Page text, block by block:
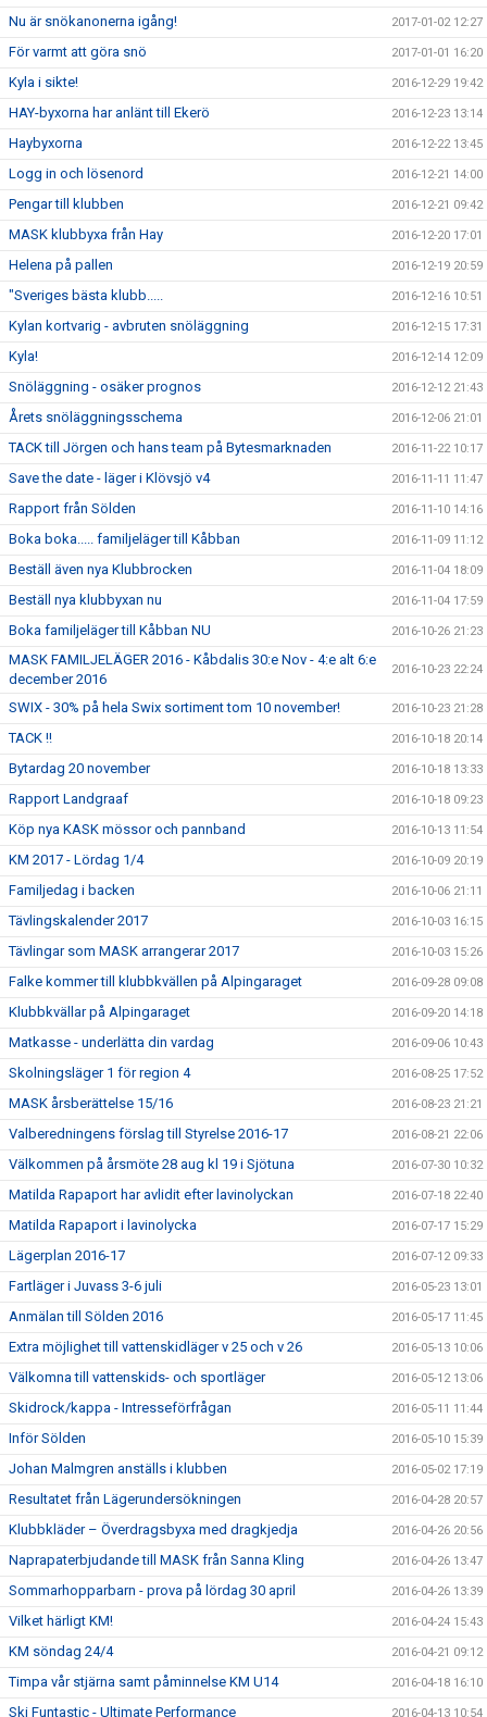
Nu är snökanonerna igång! 2017-01-02 12:27
För varmt att göra snö 2017-01-01 16:20
Kyla i sikte! 2016-12-29 19:42
HAY-byxorna har anlänt till Ekerö 2016-12-23 13:14
Haybyxorna 2016-12-22 13:45
Logg in och lösenord 2016-12-21 14:00
Pengar till klubben 2016-12-21 09:42
MASK klubbyxa från Hay 2016-12-20 17:01
Helena på pallen 2016-12-19 20:59
"Sveriges bästa klubb..... 2016-12-16 10:51
Kylan kortvarig - avbruten snöläggning 2016-12-15 17:31
Kyla! 2016-12-14 12:09
Snöläggning - osäker prognos 2016-12-12 21:43
Årets snöläggningsschema 2016-12-06 21:01
TACK till Jörgen och hans team på Bytesmarknaden 2016-11-22 10:17
Save the date - läger i Klövsjö v4 2016-11-11 11:47
Rapport från Sölden 2016-11-10 14:16
Boka boka..... familjeläger till Kåbban 2016-11-09 11:12
Beställ även nya Klubbrocken 2016-11-04 18:09
Beställ nya klubbyxan nu 2016-11-04 17:59
Boka familjeläger till Kåbban NU 2016-10-26 21:23
MASK FAMILJELÄGER 2016 - Kåbdalis 30:e Nov - 4:e alt 6:e
december 2016
2016-10-23 22:24
SWIX - 30% på hela Swix sortiment tom 10 november! 2016-10-23 21:28
TACK !! 2016-10-18 20:14
Bytardag 20 november 2016-10-18 13:33
Rapport Landgraaf 2016-10-18 09:23
Köp nya KASK mössor och pannband 2016-10-13 11:54
KM 2017 - Lördag 1/4 2016-10-09 20:19
Familjedag i backen 2016-10-06 21:11
Tävlingskalender 2017 2016-10-03 16:15
Tävlingar som MASK arrangerar 2017 2016-10-03 15:26
Falke kommer till klubbkvällen på Alpingaraget 2016-09-28 09:08
Klubbkvällar på Alpingaraget 2016-09-20 14:18
Matkasse - underlätta din vardag 2016-09-06 10:43
Skolningsläger 1 för region 4 2016-08-25 17:52
MASK årsberättelse 15/16 2016-08-23 21:21
Valberedningens förslag till Styrelse 2016-17 2016-08-21 22:06
Välkommen på årsmöte 28 aug kl 19 i Sjötuna 2016-07-30 10:32
Matilda Rapaport har avlidit efter lavinolyckan 2016-07-18 22:40
Matilda Rapaport i lavinolycka 2016-07-17 15:29
Lägerplan 2016-17 2016-07-12 09:33
Fartläger i Juvass 3-6 juli 2016-05-23 13:01
Anmälan till Sölden 2016 2016-05-17 11:45
Extra möjlighet till vattenskidläger v 25 och v 26 2016-05-13 10:06
Välkomna till vattenskids- och sportläger 2016-05-12 13:06
Skidrock/kappa - Intresseförfrågan 2016-05-11 11:44
Inför Sölden 2016-05-10 15:39
Johan Malmgren anställs i klubben 2016-05-02 17:19
Resultatet från Lägerundersökningen 2016-04-28 20:57
Klubbkläder – Överdragsbyxa med dragkjedja 2016-04-26 20:56
Naprapaterbjudande till MASK från Sanna Kling 2016-04-26 13:47
Sommarhopparbarn - prova på lördag 30 april 2016-04-26 13:39
Vilket härligt KM! 2016-04-24 15:43
KM söndag 24/4 2016-04-21 09:12
Timpa vår stjärna samt påminnelse KM U14 2016-04-18 16:10
Ski Funtastic - Ultimate Performance 2016-04-13 10:54